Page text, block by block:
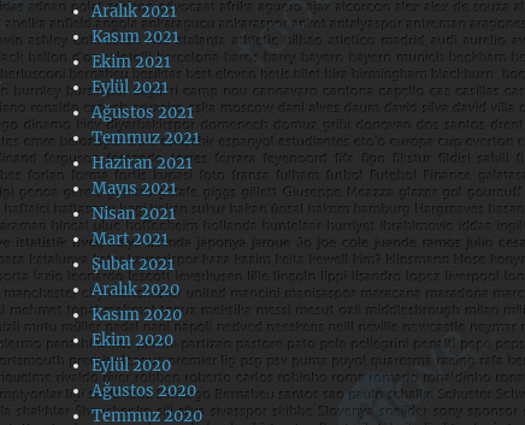
Aralık 2021
Kasım 2021
Ekim 2021
Eylül 2021
Ağustos 2021
Temmuz 2021
Haziran 2021
Mayıs 2021
Nisan 2021
Mart 2021
Şubat 2021
Aralık 2020
Kasım 2020
Ekim 2020
Eylül 2020
Ağustos 2020
Temmuz 2020